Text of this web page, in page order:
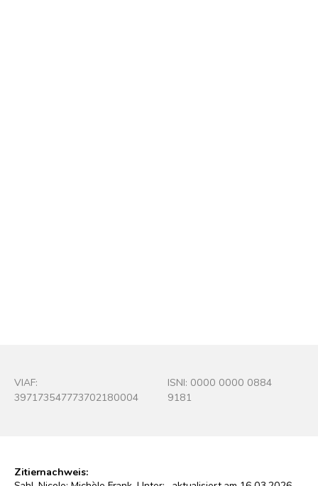
VIAF:
397173547773702180004
ISNI: 0000 0000 0884
9181
Zitiernachweis: